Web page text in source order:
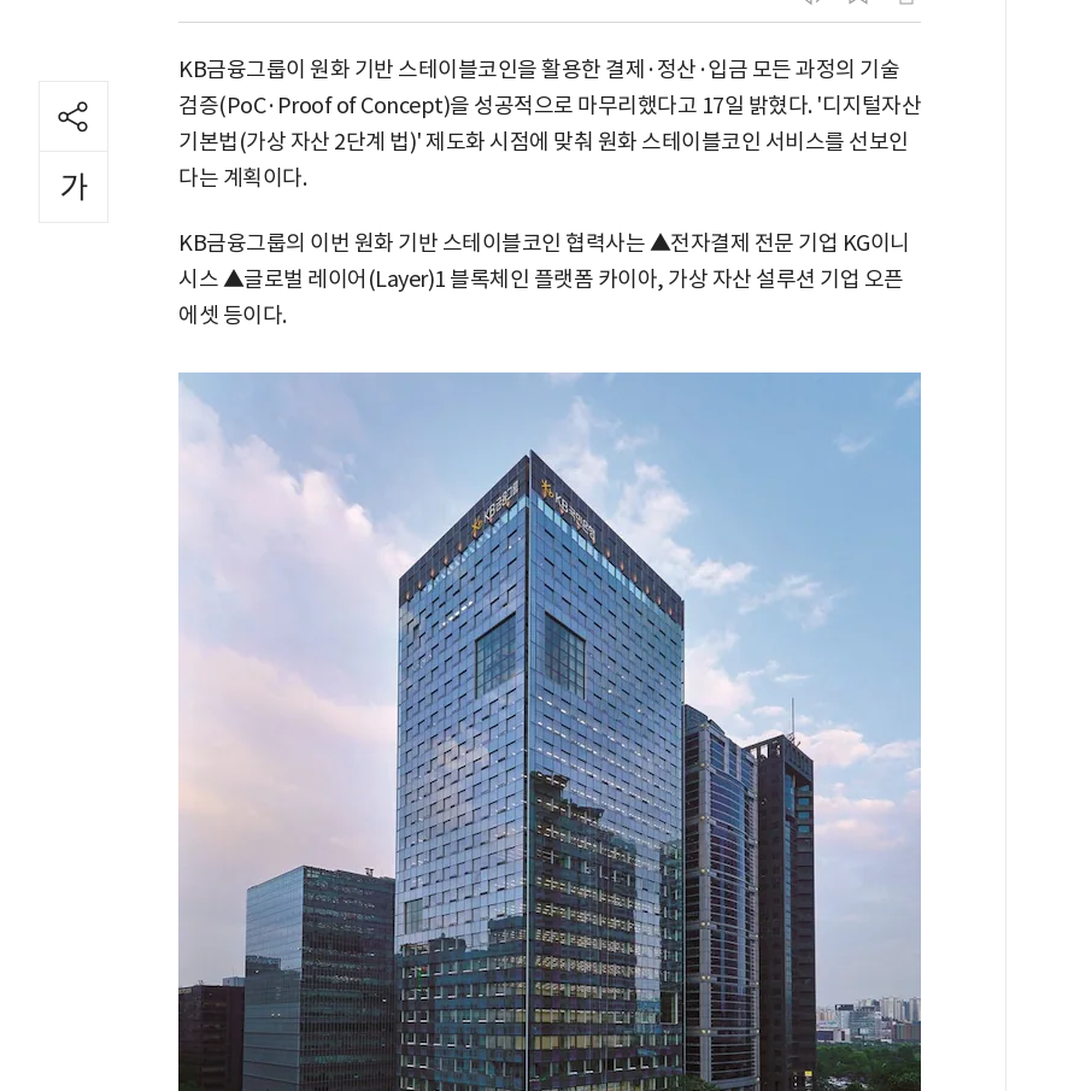
KB금융그룹이 원화 기반 스테이블코인을 활용한 결제·정산·입금 모든 과정의 기술
검증(PoC·Proof of Concept)을 성공적으로 마무리했다고 17일 밝혔다. '디지털자산
기본법(가상 자산 2단계 법)' 제도화 시점에 맞춰 원화 스테이블코인 서비스를 선보인
다는 계획이다.
KB금융그룹의 이번 원화 기반 스테이블코인 협력사는 ▲전자결제 전문 기업 KG이니
시스 ▲글로벌 레이어(Layer)1 블록체인 플랫폼 카이아, 가상 자산 설루션 기업 오픈
에셋 등이다.